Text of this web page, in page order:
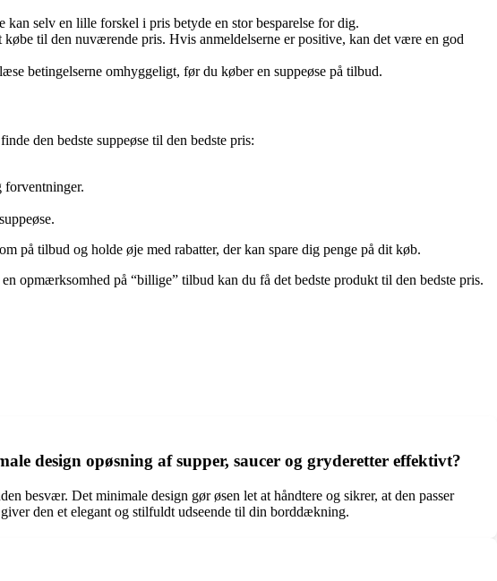
selv en lille forskel i pris betyde en stor besparelse for dig.
til den nuværende pris. Hvis anmeldelserne er positive, kan det være en god
betingelserne omhyggeligt, før du køber en suppeøse på tilbud.
den bedste suppeøse til den bedste pris:
forventninger.
på tilbud og holde øje med rabatter, der kan spare dig penge på dit køb.
opmærksomhed på “billige” tilbud kan du få det bedste produkt til den bedste pris.
design opøsning af supper, saucer og gryderetter effektivt?
besvær. Det minimale design gør øsen let at håndtere og sikrer, at den passer
den et elegant og stilfuldt udseende til din borddækning.